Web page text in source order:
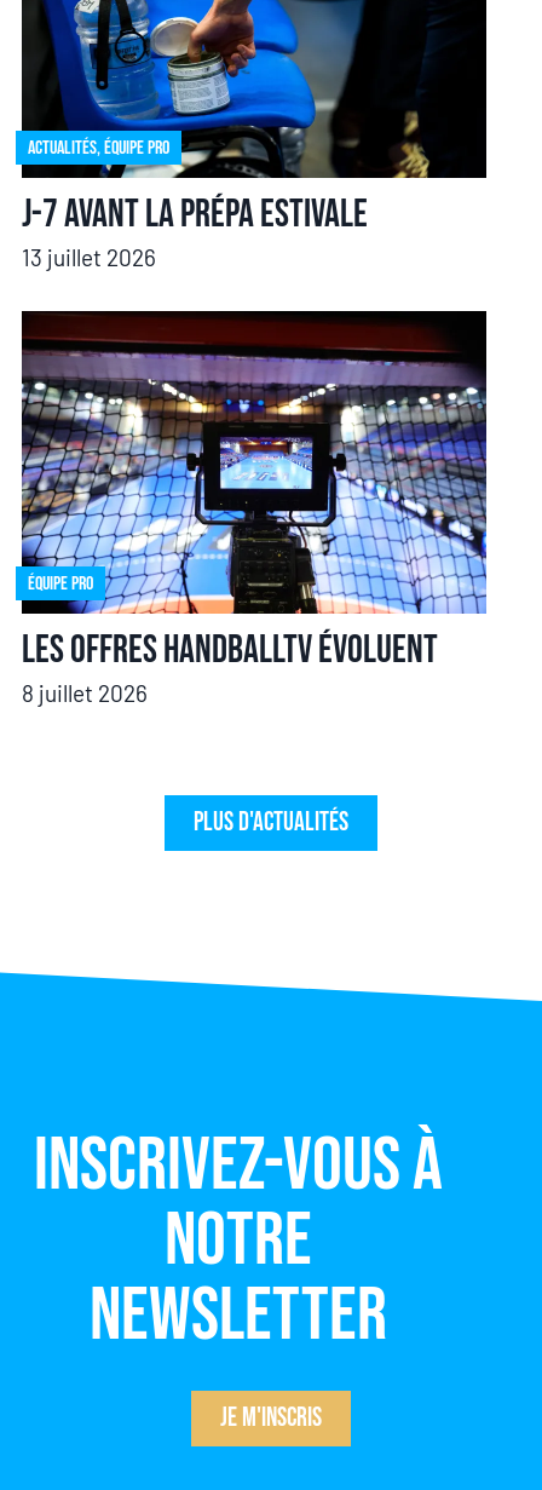
Actualités,Équipe pro
J-7 avant la prépa estivale
13 juillet 2026
Équipe pro
Les offres HandballTV évoluent
8 juillet 2026
Plus d'actualités
Inscrivez-vous à
notre
newsletter
Je m'inscris